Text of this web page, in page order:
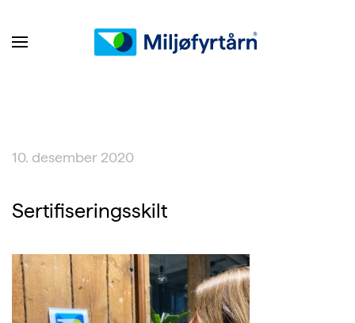
10. desember 2020
Sertifiseringsskilt